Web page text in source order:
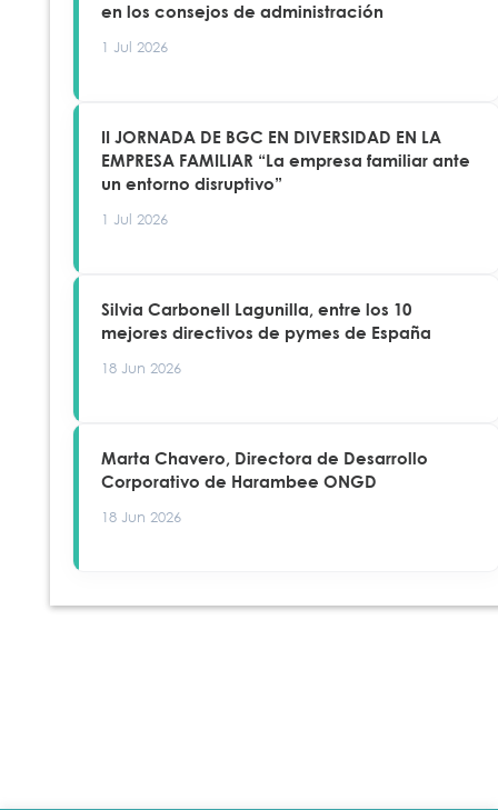
en los consejos de administración
1 Jul 2026
II JORNADA DE BGC EN DIVERSIDAD EN LA
EMPRESA FAMILIAR “La empresa familiar ante
un entorno disruptivo”
1 Jul 2026
Silvia Carbonell Lagunilla, entre los 10
mejores directivos de pymes de España
18 Jun 2026
Marta Chavero, Directora de Desarrollo
Corporativo de Harambee ONGD
18 Jun 2026